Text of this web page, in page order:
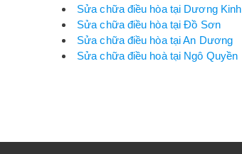
Sửa chữa điều hòa tại Dương Kinh
Sửa chữa điều hòa tại Đồ Sơn
Sửa chữa điều hòa tại An Dương
Sửa chữa điều hoà tại Ngô Quyền